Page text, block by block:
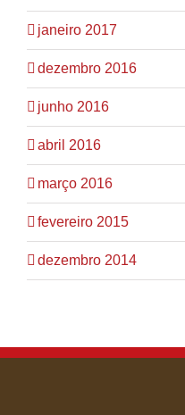
janeiro 2017
dezembro 2016
junho 2016
abril 2016
março 2016
fevereiro 2015
dezembro 2014